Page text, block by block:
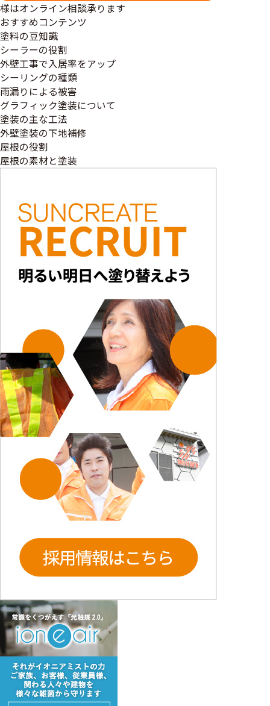
様はオンライン相談承ります
おすすめコンテンツ
塗料の豆知識
シーラーの役割
外壁工事で入居率をアップ
シーリングの種類
雨漏りによる被害
グラフィック塗装について
塗装の主な工法
外壁塗装の下地補修
屋根の役割
屋根の素材と塗装